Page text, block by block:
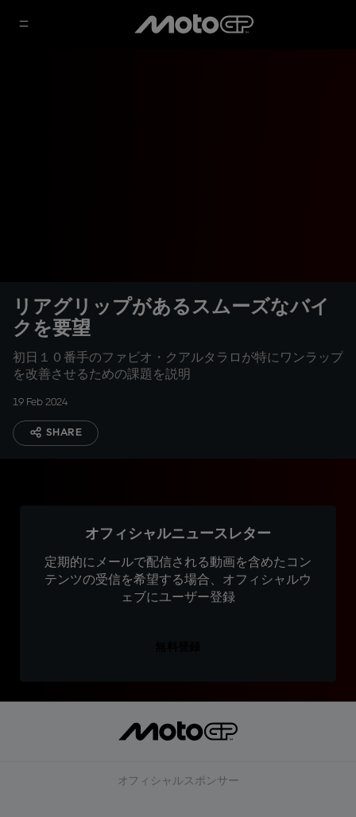
リアグリップがあるスムーズなバイ
クを要望
初日１０番手のファビオ・クアルタラロが特にワンラップ
を改善させるための課題を説明
19 Feb 2024
SHARE
オフィシャルニュースレター
定期的にメールで配信される動画を含めたコン
テンツの受信を希望する場合、オフィシャルウ
ェブにユーザー登録
オフィシャルスポンサー